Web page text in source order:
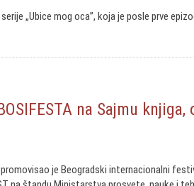
„Ubice mog oca”, koja je posle prve
na Sajmu knjiga,
je Beogradski internacionalni